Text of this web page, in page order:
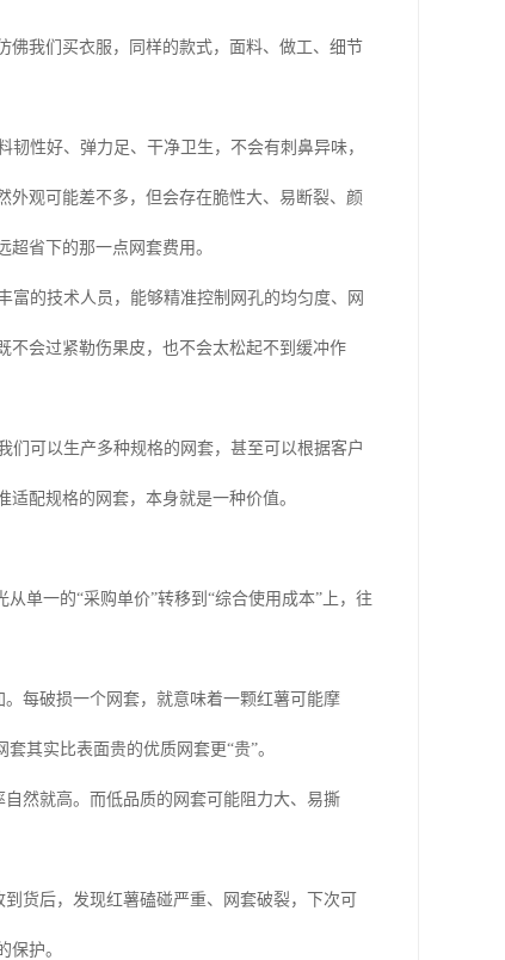
佛我们买衣服，同样的款式，面料、做工、细节
性好、弹力足、干净卫生，不会有刺鼻异味，
外观可能差不多，但会存在脆性大、易断裂、颜
省下的那一点网套费用。
富的技术人员，能够精准控制网孔的均匀度、网
不会过紧勒伤果皮，也不会太松起不到缓冲作
们可以生产多种规格的网套，甚至可以根据客户
配规格的网套，本身就是一种价值。
单一的“采购单价”转移到“综合使用成本”上，往
每破损一个网套，就意味着一颗红薯可能摩
其实比表面贵的优质网套更“贵”。
然就高。而低品质的网套可能阻力大、易撕
货后，发现红薯磕碰严重、网套破裂，下次可
保护。